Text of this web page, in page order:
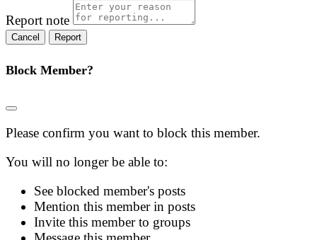
Report note
Report
Block Member?
Please confirm you want to block this member.
You will no longer be able to:
See blocked member's posts
Mention this member in posts
Invite this member to groups